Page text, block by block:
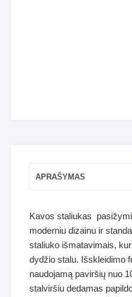
APRAŠYMAS
Kavos staliukas
moderniu dizainu ir
staliuko išmatavimais,
dydžio stalu. Išskleidimo
naudojamą paviršių nuo
stalviršiu dedamas